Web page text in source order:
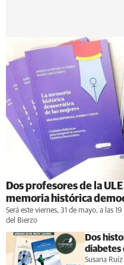
Dos profesores de la
memoria histórica
Será este viernes, 31 de mayo, a las
del Bierzo
Dos
diabetes
Susana